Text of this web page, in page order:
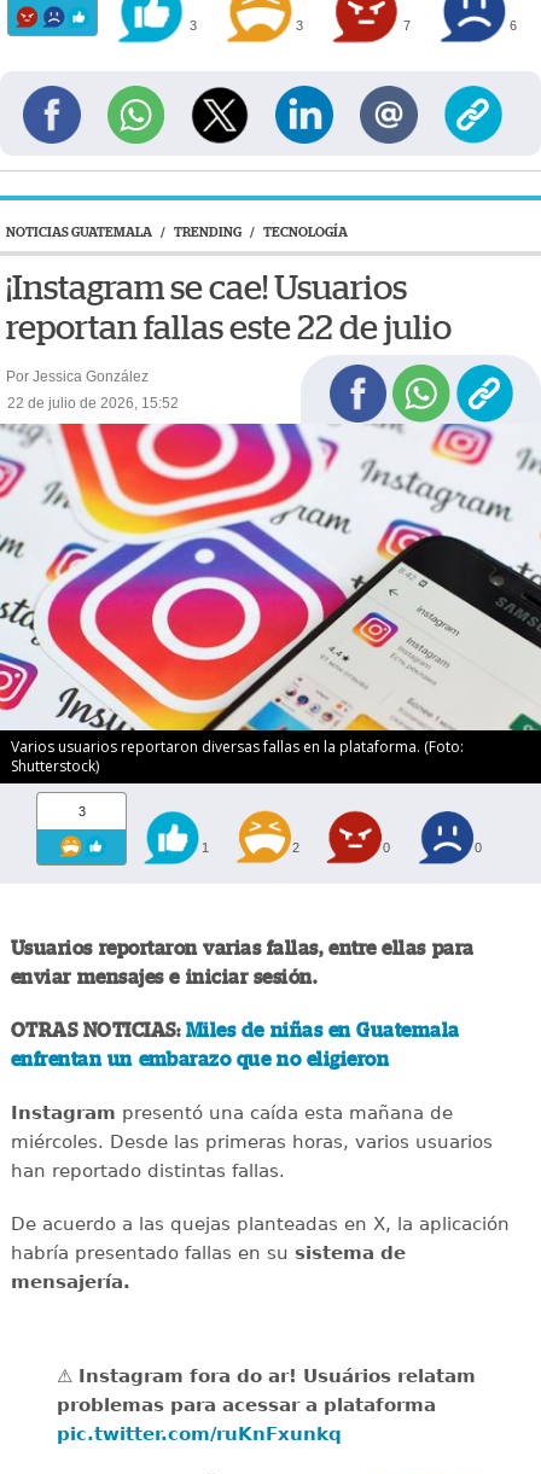
3 3 7 6
NOTICIAS GUATEMALA / TRENDING / TECNOLOGÍA
¡Instagram se cae! Usuarios
reportan fallas este 22 de julio
Por Jessica González
22 de julio de 2026, 15:52
Varios usuarios reportaron diversas fallas en la plataforma. (Foto:
Shutterstock)
3
1 2 0 0
Usuarios reportaron varias fallas, entre ellas para
enviar mensajes e iniciar sesión.
OTRAS NOTICIAS: Miles de niñas en Guatemala
enfrentan un embarazo que no eligieron
Instagram presentó una caída esta mañana de
miércoles. Desde las primeras horas, varios usuarios
han reportado distintas fallas.
De acuerdo a las quejas planteadas en X, la aplicación
habría presentado fallas en su sistema de
mensajería.
⚠️ Instagram fora do ar! Usuários relatam
problemas para acessar a plataforma
pic.twitter.com/ruKnFxunkq